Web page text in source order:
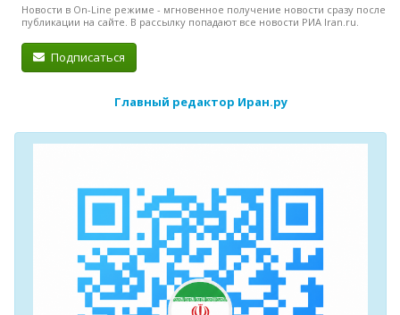
Новости в On-Line режиме - мгновенное получение новости сразу после
публикации на сайте. В рассылку попадают все новости РИА Iran.ru.
Подписаться
Главный редактор Иран.ру